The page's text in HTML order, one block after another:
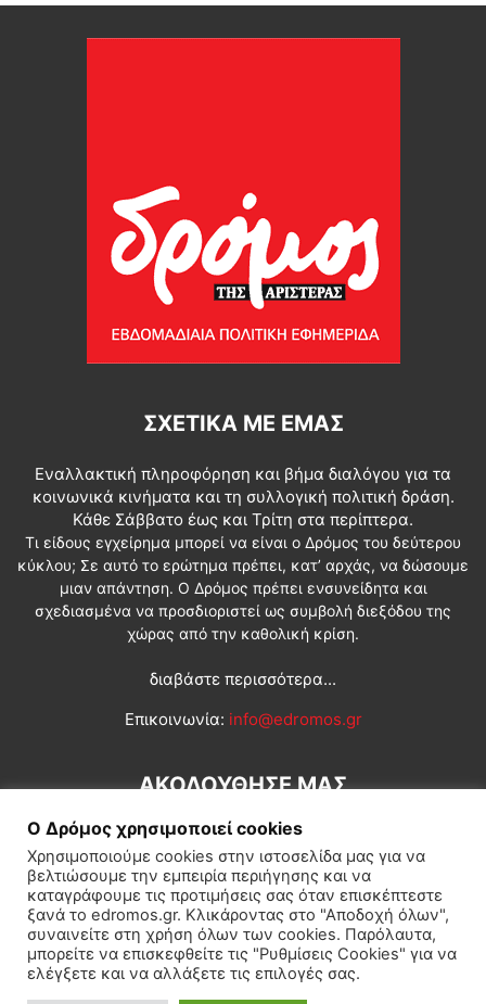
ΣΧΕΤΙΚΆ ΜΕ ΕΜΆΣ
Εναλλακτική πληροφόρηση και βήμα διαλόγου για τα
κοινωνικά κινήματα και τη συλλογική πολιτική δράση.
Κάθε Σάββατο έως και Τρίτη στα περίπτερα.
Τι είδους εγχείρημα μπορεί να είναι ο Δρόμος του δεύτερου
κύκλου; Σε αυτό το ερώτημα πρέπει, κατ’ αρχάς, να δώσουμε
μιαν απάντηση. Ο Δρόμος πρέπει ενσυνείδητα και
σχεδιασμένα να προσδιοριστεί ως συμβολή διεξόδου της
χώρας από την καθολική κρίση.
διαβάστε περισσότερα...
Επικοινωνία: info@edromos.gr
ΑΚΟΛΟΥΘΗΣΕ ΜΑΣ
Εγγραφή συνδρομητή Πολιτική Διεθνή Κοινωνία
Πολιτισμός Αφιερώματα
Ο Δρόμος χρησιμοποιεί cookies
Χρησιμοποιούμε cookies στην ιστοσελίδα μας για να
βελτιώσουμε την εμπειρία περιήγησης και να
καταγράφουμε τις προτιμήσεις σας όταν επισκέπτεστε
ξανά το edromos.gr. Κλικάροντας στο "Αποδοχή όλων",
συναινείτε στη χρήση όλων των cookies. Παρόλαυτα,
μπορείτε να επισκεφθείτε τις "Ρυθμίσεις Cookies" για να
ελέγξετε και να αλλάξετε τις επιλογές σας.